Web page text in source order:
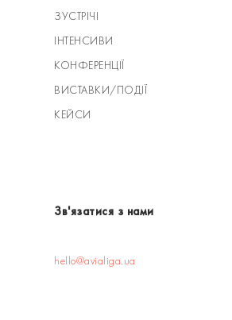
ЗУСТРІЧІ
ІНТЕНСИВИ
КОНФЕРЕНЦІЇ
ВИСТАВКИ/ПОДІЇ
КЕЙСИ
Зв'язатися з нами
hello@avialiga.ua